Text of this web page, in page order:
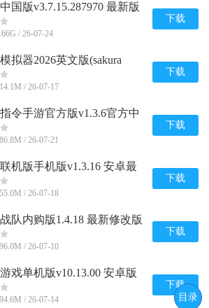
国版v3.7.15.287970 最新版
/ 26-07-24
下载
拟器2026英文版(sakura
手机版
/ 26-07-17
下载
令手游官方版v1.3.6官方中
/ 26-07-21
下载
机版手机版v1.3.16 安卓最
/ 26-07-18
下载
队内购版1.4.18 最新修改版
/ 26-07-10
下载
戏单机版v10.13.00 安卓版
/ 26-07-14
下载
目录